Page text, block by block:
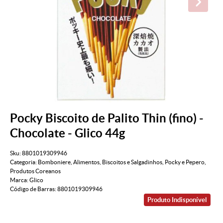
Pocky Biscoito de Palito Thin (fino) -
Chocolate - Glico 44g
Sku:8801019309946
Categoria: Bomboniere Alimentos Biscoitos e Salgadinhos Pocky e Pepero
Produtos Coreanos
Marca:Glico
Código de Barras:8801019309946
Produto Indisponível